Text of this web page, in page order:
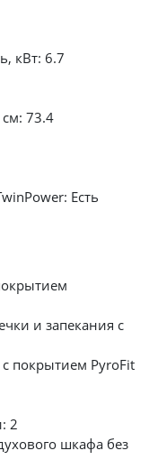
кВт: 6.7
73.4
Есть
и запекания с
покрытием PyroFit
2
шкафа без